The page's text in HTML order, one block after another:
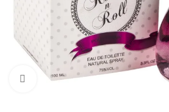
Натисніть, щоб збільшити